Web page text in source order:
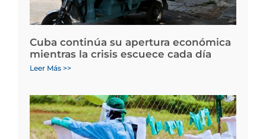
Cuba continúa su apertura económica
mientras la crisis escuece cada día
Leer Más >>